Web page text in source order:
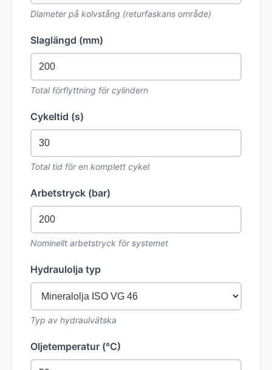
Diameter på kolvstång (returfaskans område)
Slaglängd (mm)
Total förflyttning för cylindern
Cykeltid (s)
Total tid för en komplett cykel
Arbetstryck (bar)
Nominellt arbetstryck för systemet
Hydraulolja typ
Typ av hydraulvätska
Oljetemperatur (°C)